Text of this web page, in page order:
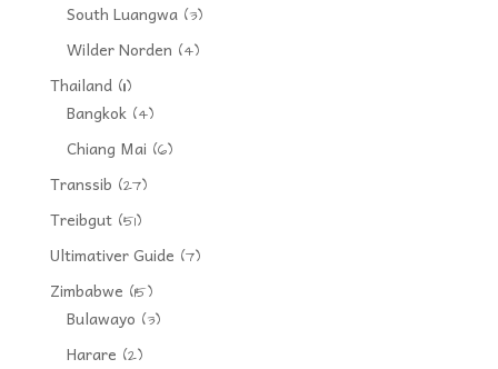
South Luangwa(3)
Wilder Norden (4)
Thailand(11)
Bangkok(4)
Chiang Mai (6)
Transsib (27)
Treibgut(51)
Ultimativer Guide (7)
Zimbabwe (15)
Bulawayo (3)
Harare (2)